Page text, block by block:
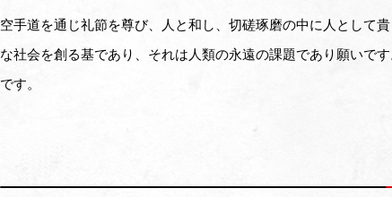
空手道を通じ礼節を尊び、人と和し、切磋琢磨の中に人として
な社会を創る基であり、それは人類の永遠の課題であり願いで
です。